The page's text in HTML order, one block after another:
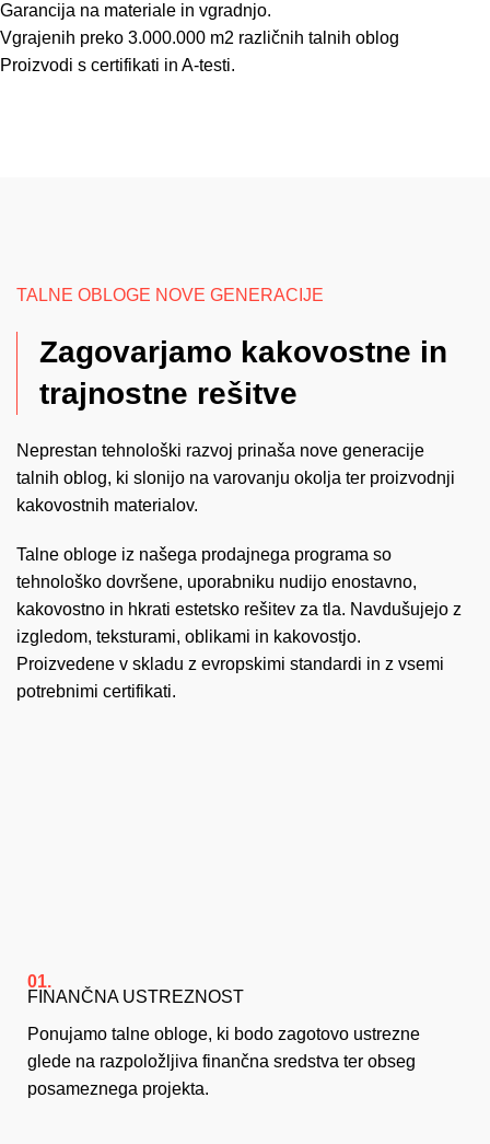
Garancija na materiale in vgradnjo.
Vgrajenih preko 3.000.000 m2 različnih talnih oblog
Proizvodi s certifikati in A-testi.
TALNE OBLOGE NOVE GENERACIJE
Zagovarjamo kakovostne in
trajnostne rešitve
Neprestan tehnološki razvoj prinaša nove generacije
talnih oblog, ki slonijo na varovanju okolja ter proizvodnji
kakovostnih materialov.
Talne obloge iz našega prodajnega programa so
tehnološko dovršene, uporabniku nudijo enostavno,
kakovostno in hkrati estetsko rešitev za tla. Navdušujejo z
izgledom, teksturami, oblikami in kakovostjo.
Proizvedene v skladu z evropskimi standardi in z vsemi
potrebnimi certifikati.
01.
FINANČNA USTREZNOST
Ponujamo talne obloge, ki bodo zagotovo ustrezne
glede na razpoložljiva finančna sredstva ter obseg
posameznega projekta.